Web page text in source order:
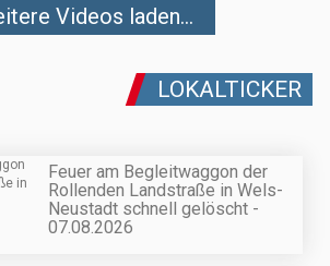
Videos laden...
LOKALTICKER
Feuer am Begleitwaggon der
Rollenden Landstraße in Wels-
Neustadt schnell gelöscht -
07.08.2026